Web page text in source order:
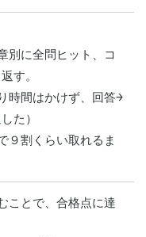
に全問ヒット、コ
す。
時間はかけず、回答→
た）
割くらい取れるま
とで、合格点に達